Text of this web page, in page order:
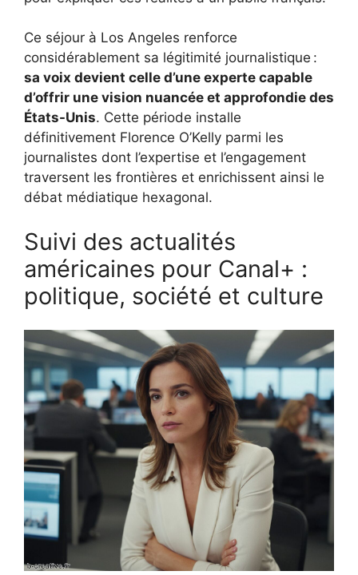
Ce séjour à Los Angeles renforce
considérablement sa légitimité journalistique :
sa voix devient celle d’une experte capable
d’offrir une vision nuancée et approfondie des
États-Unis. Cette période installe
définitivement Florence O’Kelly parmi les
journalistes dont l’expertise et l’engagement
traversent les frontières et enrichissent ainsi le
débat médiatique hexagonal.
Suivi des actualités
américaines pour Canal+ :
politique, société et culture